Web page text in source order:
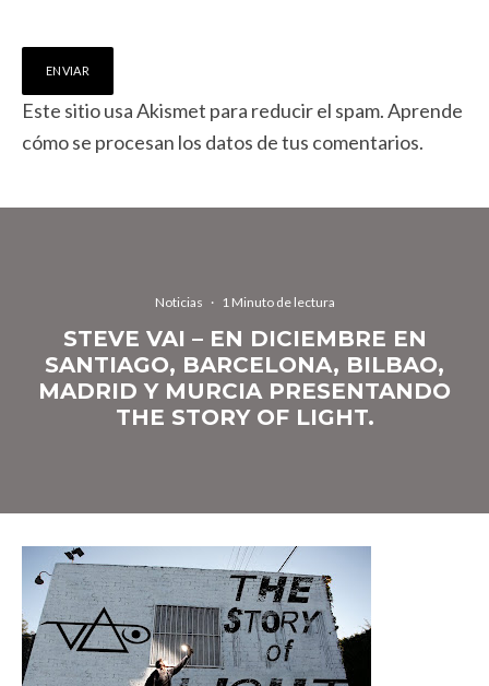
Este sitio usa Akismet para reducir el spam.Aprende
cómo se procesan los datos de tus comentarios.
Noticias · 1 Minuto de lectura
STEVE VAI – EN DICIEMBRE EN
SANTIAGO, BARCELONA, BILBAO,
MADRID Y MURCIA PRESENTANDO
THE STORY OF LIGHT.